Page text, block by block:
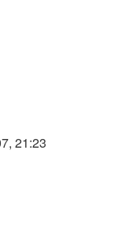
21:23